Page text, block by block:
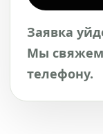
Заявка
Мы
телефону.